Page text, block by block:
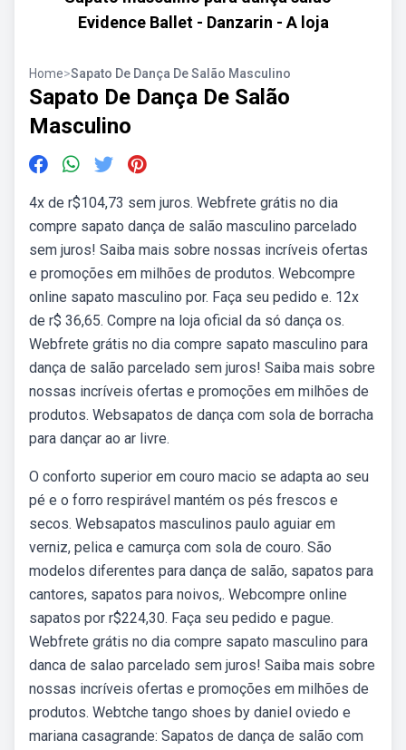
Evidence Ballet - Danzarin - A loja
Home>Sapato De Dança De Salão Masculino
Sapato De Dança De Salão
Masculino
4x de r$104,73 sem juros. Webfrete grátis no dia
compre sapato dança de salão masculino parcelado
sem juros! Saiba mais sobre nossas incríveis ofertas
e promoções em milhões de produtos. Webcompre
online sapato masculino por. Faça seu pedido e. 12x
de r$ 36,65. Compre na loja oficial da só dança os.
Webfrete grátis no dia compre sapato masculino para
dança de salão parcelado sem juros! Saiba mais sobre
nossas incríveis ofertas e promoções em milhões de
produtos. Websapatos de dança com sola de borracha
para dançar ao ar livre.
O conforto superior em couro macio se adapta ao seu
pé e o forro respirável mantém os pés frescos e
secos. Websapatos masculinos paulo aguiar em
verniz, pelica e camurça com sola de couro. São
modelos diferentes para dança de salão, sapatos para
cantores, sapatos para noivos,. Webcompre online
sapatos por r$224,30. Faça seu pedido e pague.
Webfrete grátis no dia compre sapato masculino para
danca de salao parcelado sem juros! Saiba mais sobre
nossas incríveis ofertas e promoções em milhões de
produtos. Webtche tango shoes by daniel oviedo e
mariana casagrande: Sapatos de dança de salão com